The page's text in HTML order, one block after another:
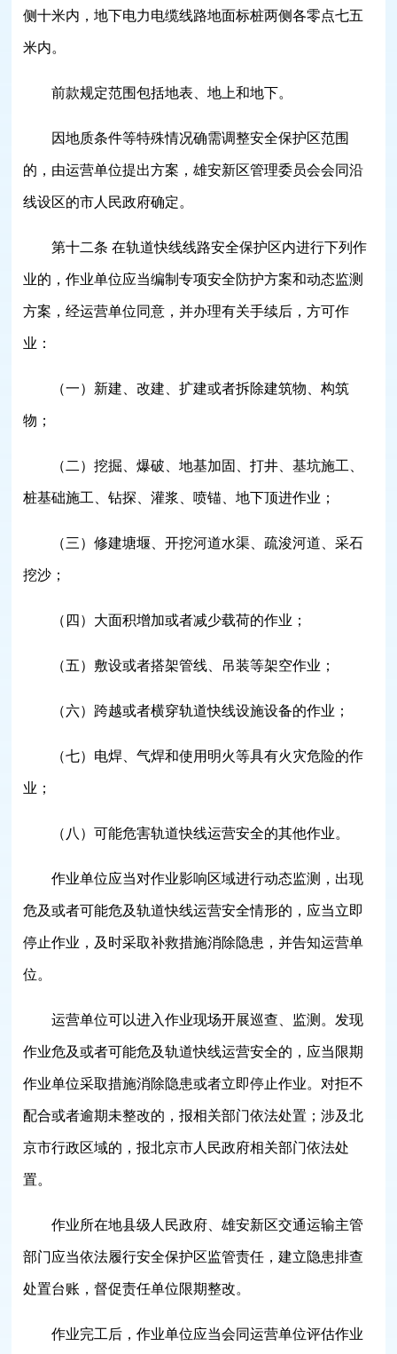
侧十米内，地下电力电缆线路地面标桩两侧各零点七五
米内。
前款规定范围包括地表、地上和地下。
因地质条件等特殊情况确需调整安全保护区范围
的，由运营单位提出方案，雄安新区管理委员会会同沿
线设区的市人民政府确定。
第十二条 在轨道快线线路安全保护区内进行下列作
业的，作业单位应当编制专项安全防护方案和动态监测
方案，经运营单位同意，并办理有关手续后，方可作
业：
（一）新建、改建、扩建或者拆除建筑物、构筑
物；
（二）挖掘、爆破、地基加固、打井、基坑施工、
桩基础施工、钻探、灌浆、喷锚、地下顶进作业；
（三）修建塘堰、开挖河道水渠、疏浚河道、采石
挖沙；
（四）大面积增加或者减少载荷的作业；
（五）敷设或者搭架管线、吊装等架空作业；
（六）跨越或者横穿轨道快线设施设备的作业；
（七）电焊、气焊和使用明火等具有火灾危险的作
业；
（八）可能危害轨道快线运营安全的其他作业。
作业单位应当对作业影响区域进行动态监测，出现
危及或者可能危及轨道快线运营安全情形的，应当立即
停止作业，及时采取补救措施消除隐患，并告知运营单
位。
运营单位可以进入作业现场开展巡查、监测。发现
作业危及或者可能危及轨道快线运营安全的，应当限期
作业单位采取措施消除隐患或者立即停止作业。对拒不
配合或者逾期未整改的，报相关部门依法处置；涉及北
京市行政区域的，报北京市人民政府相关部门依法处
置。
作业所在地县级人民政府、雄安新区交通运输主管
部门应当依法履行安全保护区监管责任，建立隐患排查
处置台账，督促责任单位限期整改。
作业完工后，作业单位应当会同运营单位评估作业